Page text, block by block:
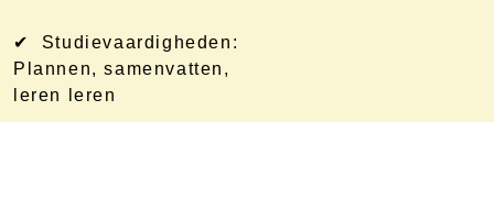
✔ Studievaardigheden:
Plannen, samenvatten,
leren leren